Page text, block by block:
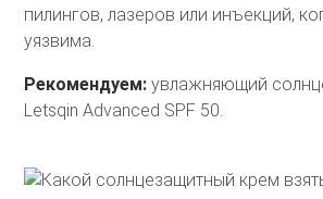
пилингов, лазеров или инъекций,
уязвима.
Рекомендуем:увлажняющий
Letsqin Advanced SPF 50.